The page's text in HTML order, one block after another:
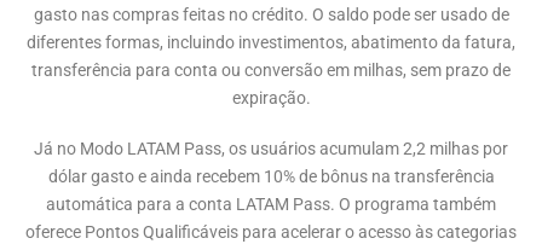
gasto nas compras feitas no crédito. O saldo pode ser usado de
diferentes formas, incluindo investimentos, abatimento da fatura,
transferência para conta ou conversão em milhas, sem prazo de
expiração.
Já no Modo LATAM Pass, os usuários acumulam 2,2 milhas por
dólar gasto e ainda recebem 10% de bônus na transferência
automática para a conta LATAM Pass. O programa também
oferece Pontos Qualificáveis para acelerar o acesso às categorias